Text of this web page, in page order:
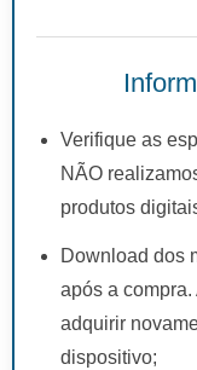
Verifique as
NÃO
produtos
Download dos
após a
adquirir
dispositivo;